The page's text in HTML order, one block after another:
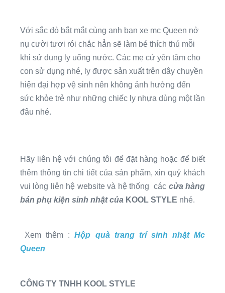
Với sắc đỏ bắt mắt cùng anh bạn xe mc Queen nở
nụ cười tươi rói chắc hẳn sẽ làm bé thích thú mỗi
khi sử dụng ly uống nước. Các mẹ cứ yên tâm cho
con sử dụng nhé, ly được sản xuất trên dây chuyền
hiện đại hợp vệ sinh nên không ảnh hưởng đến
sức khỏe trẻ như những chiếc ly nhựa dùng một lần
đâu nhé.
Hãy liên hệ với chúng tôi để đặt hàng hoặc để biết
thêm thông tin chi tiết của sản phẩm, xin quý khách
vui lòng liên hệ website và hệ thống các cửa hàng
bán phụ kiện sinh nhật của KOOL STYLE nhé.
Xem thêm : Hộp quà trang trí sinh nhật Mc
Queen
CÔNG TY TNHH KOOL STYLE